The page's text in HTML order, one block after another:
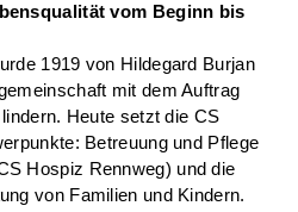
vom Beginn bis
1919 von Hildegard Burjan
mit dem Auftrag
Heute setzt die CS
Betreuung und Pflege
Hospiz Rennweg) und die
von Familien und Kindern.